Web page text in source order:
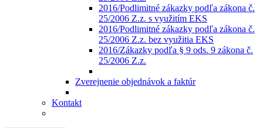
2016/Podlimitné zákazky podľa zákona č.
25/2006 Z.z. s využitím EKS
2016/Podlimitné zákazky podľa zákona č.
25/2006 Z.z. bez využitia EKS
2016/Zákazky podľa § 9 ods. 9 zákona č.
25/2006 Z.z.
Zverejnenie objednávok a faktúr
Kontakt